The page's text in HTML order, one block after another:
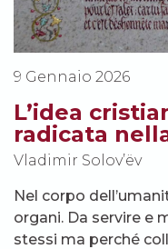
9 Gennaio 2026
L’idea
radicata
Vladimir Solov’ëv
Nel corpo
organi. Da servire e
stessi ma perché